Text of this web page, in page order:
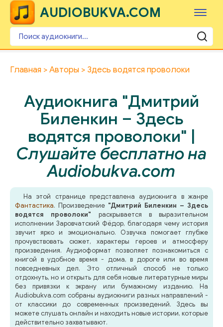
AUDIOBUKVA.COM
Главная Авторы Здесь водятся проволоки
Аудиокнига "Дмитрий
Биленкин – Здесь
водятся проволоки" |
Слушайте бесплатно на
Audiobukva.com
На этой странице представлена аудиокнига в жанре
Фантастика. Произведение "Дмитрий Биленкин – Здесь
водятся проволоки" раскрывается в выразительном
исполнении Заровчатский Фёдор, благодаря чему история
звучит ярко и эмоционально. Озвучка помогает глубже
прочувствовать сюжет, характеры героев и атмосферу
произведения. Аудиоформат позволяет познакомиться с
книгой в удобное время - дома, в дороге или во время
повседневных дел. Это отличный способ не только
отдохнуть, но и открыть для себя новые литературные миры
без привязки к экрану или бумажному изданию. На
Audiobukva.com собраны аудиокниги разных направлений -
от классики до современных произведений. Здесь вы
можете слушать онлайн и находить новые истории, которые
действительно захватывают.